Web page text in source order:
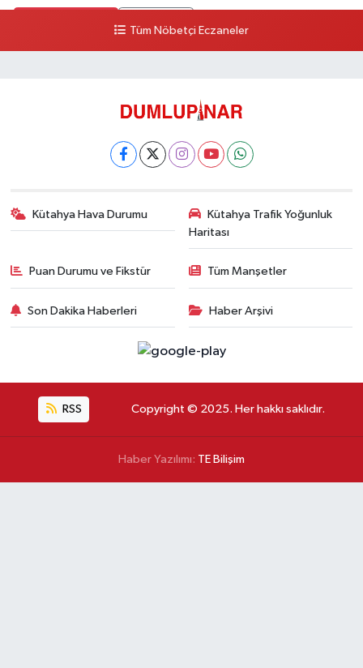
Tüm Nöbetçi Eczaneler
Kütahya Hava Durumu
Kütahya Trafik Yoğunluk
Haritası
Puan Durumu ve Fikstür Tüm Manşetler
Son Dakika Haberleri Haber Arşivi
RSS Copyright © 2025. Her hakkı saklıdır.
Haber Yazılımı: TE Bilişim